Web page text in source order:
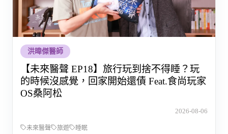
洪暐傑醫師
【未來醫聲 EP18】旅行玩到捨不得睡？玩
的時候沒感覺，回家開始還債 Feat.食尚玩家
OS桑阿松
2026-08-06
未來醫聲 旅遊 睡眠